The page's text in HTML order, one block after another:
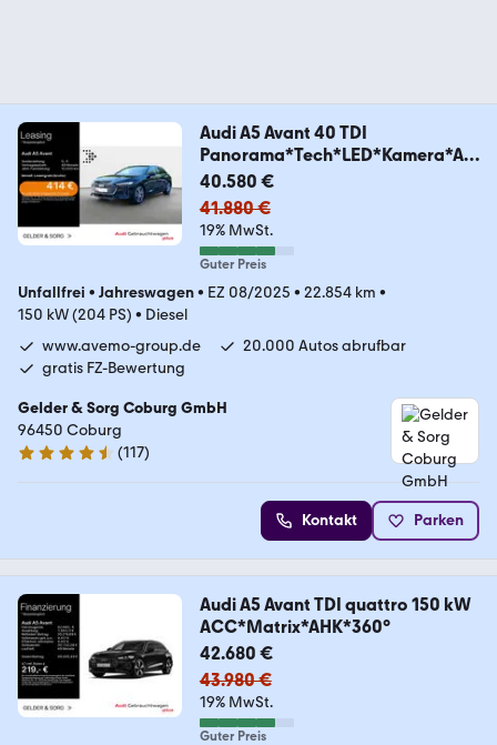
Audi A5 Avant 40 TDI
Panorama*Tech*LED*Kamera*AH
K
40.580 €
41.880 €
19% MwSt.
Guter Preis
Unfallfrei • Jahreswagen• EZ 08/2025 • 22.854 km •
150 kW (204 PS) • Diesel
www.avemo-group.de
20.000 Autos abrufbar
gratis FZ-Bewertung
Gelder & Sorg Coburg GmbH
96450 Coburg
4.6 Sterne
(117)
Kontakt Parken
Audi A5 Avant TDI quattro 150 kW
ACC*Matrix*AHK*360°
42.680 €
43.980 €
19% MwSt.
Guter Preis